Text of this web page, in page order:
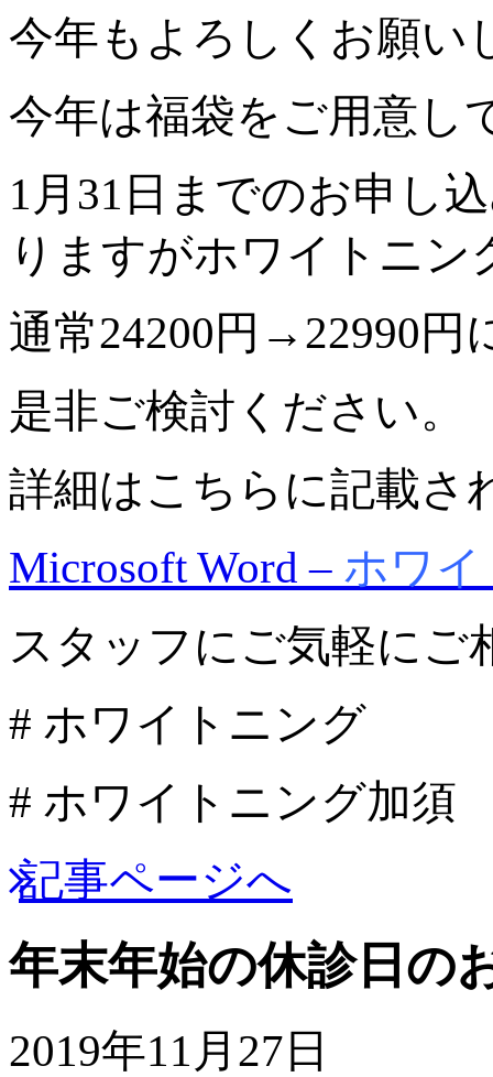
今年もよろしくお願い
今年は福袋をご用意し
1月31日までのお申し
りますがホワイトニ
通常24200円→22990円
是非ご検討ください。
詳細はこちらに記載さ
Microsoft Word – ホワイ
スタッフにご気軽にご
# ホワイトニング
# ホワイトニング加須
記事ページへ
年末年始の休診日の
2019年11月27日